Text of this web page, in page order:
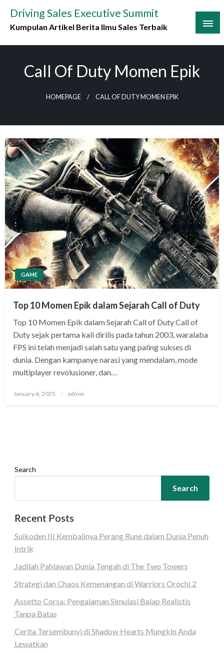
content
Driving Sales Executive Summit
Kumpulan Artikel Berita Ilmu Sales Terbaik
Call Of Duty Momen Epik
HOMEPAGE CALL OF DUTY MOMEN EPIK
GAME
Top 10 Momen Epik dalam Sejarah Call of Duty
Top 10 Momen Epik dalam Sejarah Call of Duty Call of
Duty sejak pertama kali dirilis pada tahun 2003, waralaba
FPS ini telah menjadi salah satu yang paling sukses di
dunia. Dengan kampanye narasi yang mendalam, mode
multiplayer revolusioner, dan…
Posted
January 6, 2025 admin
Search
Search
Recent Posts
Suikoden III Kembalinya Perang Rune dalam Dunia Penuh
Intrik
Jadilah Pahlawan Dunia Tengah di The Two Towers
Strategi dan Chaos Kemenangan di Warriors Orochi 2
Assetto Corsa: Pengalaman Simulasi Balap Realistis
Tanpa Batas
Cerita Tersembunyi di Shadow Hearts Mungkin Anda
Lewatkan